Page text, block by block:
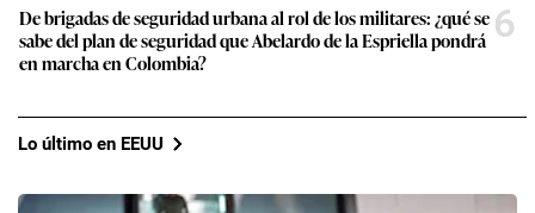
De brigadas de seguridad urbana al rol de los militares: ¿qué se
sabe del plan de seguridad que Abelardo de la Espriella pondrá
en marcha en Colombia?
6
Lo último en EEUU